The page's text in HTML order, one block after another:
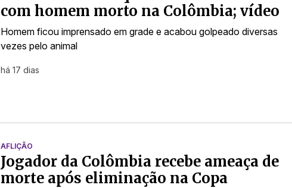
com homem morto na Colômbia; vídeo
Homem ficou imprensado em grade e acabou golpeado diversas
vezes pelo animal
há 17 dias
AFLIÇÃO
Jogador da Colômbia recebe ameaça de
morte após eliminação na Copa